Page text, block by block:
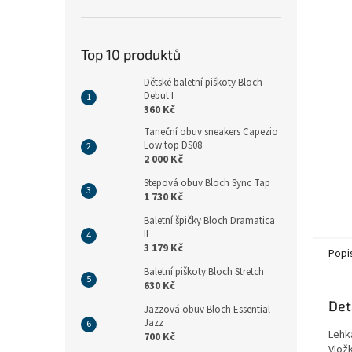
Top 10 produktů
Dětské baletní piškoty Bloch
Debut I
360 Kč
Taneční obuv sneakers Capezio
Low top DS08
2 000 Kč
Stepová obuv Bloch Sync Tap
1 730 Kč
Baletní špičky Bloch Dramatica
II
3 179 Kč
Baletní piškoty Bloch Stretch
630 Kč
Jazzová obuv Bloch Essential
Jazz
700 Kč